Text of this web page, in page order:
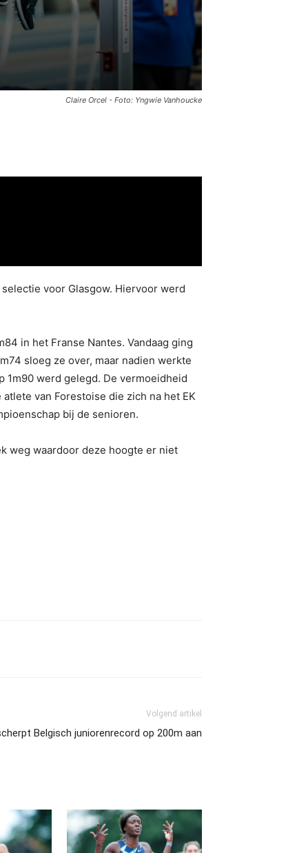
Claire Orcel - Foto: Yngwie Vanhoucke
voor Glasgow. Hiervoor werd
in het Franse Nantes. Vandaag ging
sloeg ze over, maar nadien werkte
1m90 werd gelegd. De vermoeidheid
van Forestoise die zich na het EK
bij de senioren.
weg waardoor deze hoogte er niet
Volgend artikel
Belgisch juniorenrecord op 200m aan